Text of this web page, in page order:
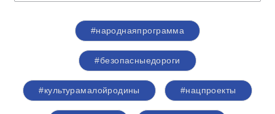
#народнаяпрограмма
#безопасныедороги
#культурамалойродины #нацпроекты